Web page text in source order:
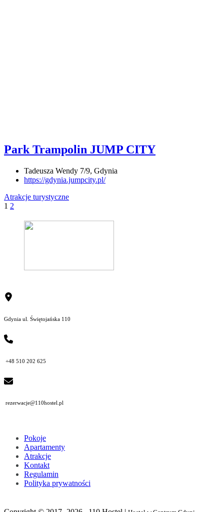
Park Trampolin JUMP CITY
Tadeusza Wendy 7/9, Gdynia
https://gdynia.jumpcity.pl/
Atrakcje turystyczne
1 2
Gdynia ul. Świętojańska 110
+48 510 202 625
rezerwacje@110hostel.pl
Pokoje
Apartamenty
Atrakcje
Kontakt
Regulamin
Polityka prywatności